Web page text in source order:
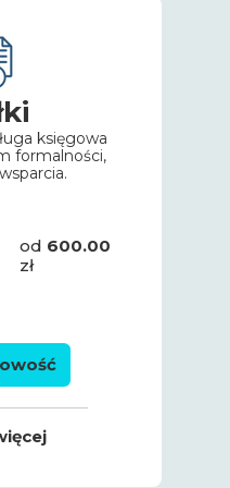
księgowa
formalności,
od 600.00
zł
dotyczących
z nami